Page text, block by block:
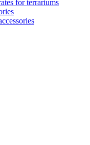
for terrariums